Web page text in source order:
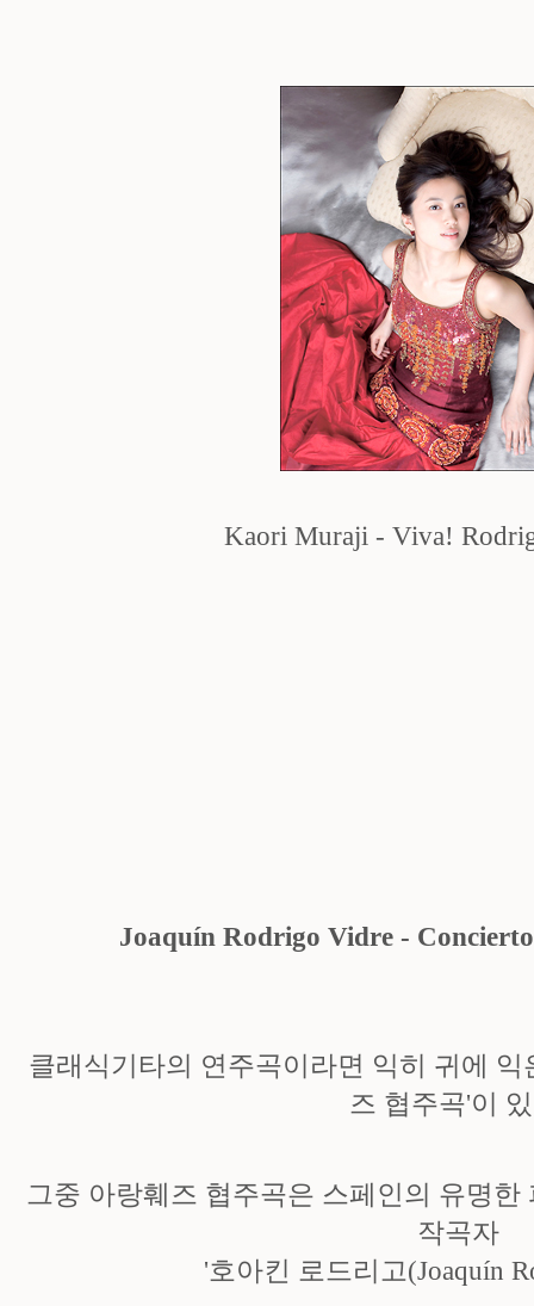
Kaori Muraji - Viva!
Joaquín Rodrigo Vidre -
클래식기타의 연주곡이라면 익히 귀에
즈 협주곡'이
그중 아랑훼즈 협주곡은 스페인의 유명
작곡자
'호아킨 로드리고(Joaquín